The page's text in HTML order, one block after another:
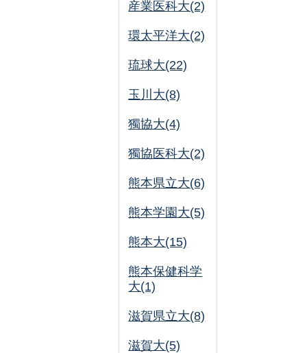
産業医科大(2)
環太平洋大(2)
琉球大(22)
玉川大(8)
獨協大(4)
獨協医科大(2)
熊本県立大(6)
熊本学園大(5)
熊本大(15)
熊本保健科学
大(1)
滋賀県立大(8)
滋賀大(5)